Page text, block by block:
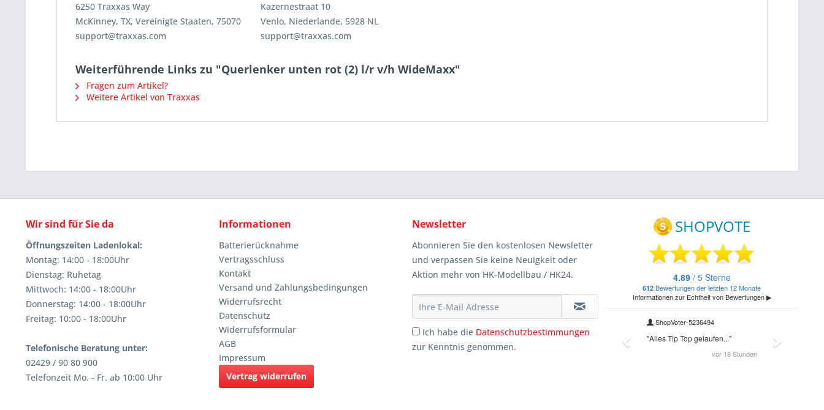
6250 Traxxas Way
McKinney, TX, Vereinigte Staaten, 75070
support@traxxas.com
Kazernestraat 10
Venlo, Niederlande, 5928 NL
support@traxxas.com
Weiterführende Links zu "Querlenker unten rot (2) l/r v/h WideMaxx"
Fragen zum Artikel?
Weitere Artikel von Traxxas
Wir sind für Sie da
Öffnungszeiten Ladenlokal:
Montag: 14:00 - 18:00Uhr
Dienstag: Ruhetag
Mittwoch: 14:00 - 18:00Uhr
Donnerstag: 14:00 - 18:00Uhr
Freitag: 10:00 - 18:00Uhr
Telefonische Beratung unter:
02429 / 90 80 900
Telefonzeit Mo. - Fr. ab 10:00 Uhr
Informationen
Batterierücknahme
Vertragsschluss
Kontakt
Versand und Zahlungsbedingungen
Widerrufsrecht
Datenschutz
Widerrufsformular
AGB
Impressum
Vertrag widerrufen
Newsletter
Abonnieren Sie den kostenlosen Newsletter
und verpassen Sie keine Neuigkeit oder
Aktion mehr von HK-Modellbau / HK24.
Ich habe die Datenschutzbestimmungen
zur Kenntnis genommen.